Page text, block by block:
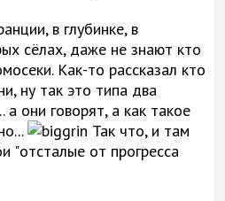
в глубинке, в
сёлах, даже не знают кто
Как-то рассказал кто
ну так это типа два
а они говорят, а как такое
Так что, и там
"отсталые от прогресса